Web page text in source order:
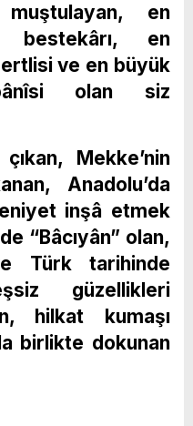
muştulayan, en
bestekârı, en
ve en büyük
bânîsi olan siz
Mekke’nin
Anadolu’da
inşâ etmek
“Bâcıyân” olan,
Türk tarihinde
güzellikleri
hilkat kumaşı
birlikte dokunan